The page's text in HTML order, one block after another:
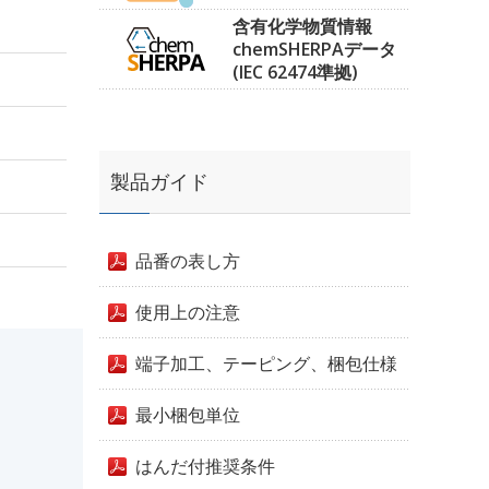
含有化学物質情報
chemSHERPAデータ
(IEC 62474準拠)
製品ガイド
品番の表し方
使用上の注意
端子加工、テーピング、梱包仕様
最小梱包単位
はんだ付推奨条件